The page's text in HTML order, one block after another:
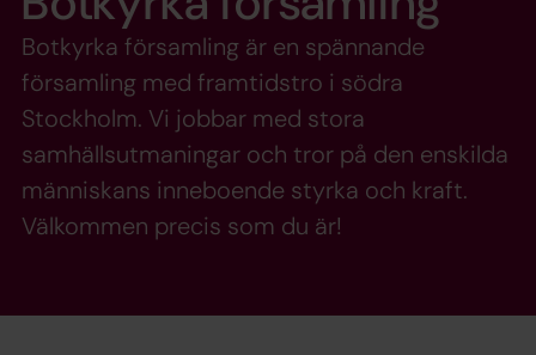
Botkyrka församling är en spännande
församling med framtidstro i södra
Stockholm. Vi jobbar med stora
samhällsutmaningar och tror på den enskilda
människans inneboende styrka och kraft.
Välkommen precis som du är!